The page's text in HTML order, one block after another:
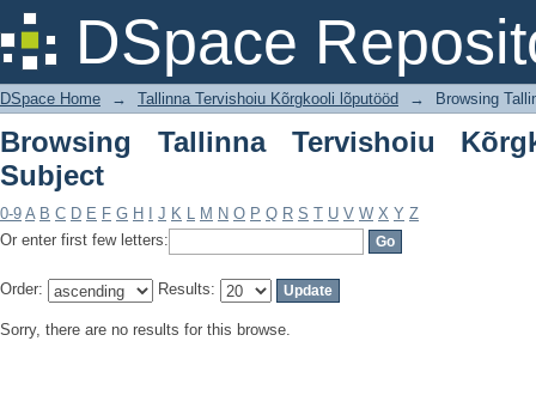
DSpace
Browsing Tallinna Tervishoiu
DSpace Home → Tallinna Tervishoiu Kõrgkooli lõputööd → Browsing
Browsing Tallinna Tervishoiu
Subject
0-9 A B C D E F G H J K L M N O P Q R S T U V W X Y Z
Or enter first few letters:
Order: Results:
Sorry, there are no results for this browse.